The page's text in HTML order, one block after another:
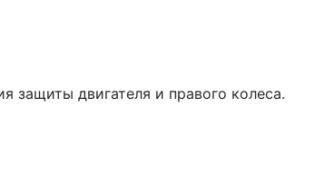
защиты двигателя и правого колеса.